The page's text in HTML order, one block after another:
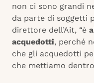
non ci sono grandi
da parte di soggetti
direttore dell’Ait, “è
acquedotti, perché
che gli acquedotti
che mettiamo